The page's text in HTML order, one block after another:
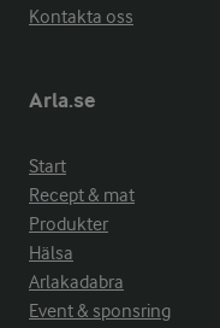
Kontakta oss
Arla.se
Start
Recept & mat
Produkter
Hälsa
Arlakadabra
Event & sponsring